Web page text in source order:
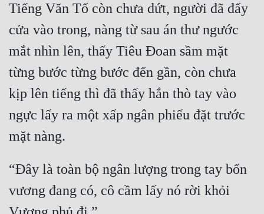
Tiếng Văn Tố còn chưa dứt, người đã đẩy
cửa vào trong, nàng từ sau án thư ngước
mắt nhìn lên, thấy Tiêu Đoan sầm mặt
từng bước từng bước đến gần, còn chưa
kịp lên tiếng thì đã thấy hắn thò tay vào
ngực lấy ra một xấp ngân phiếu đặt trước
“Đây là toàn bộ ngân lượng trong tay bổn
vương đang có, cô cầm lấy nó rời khỏi